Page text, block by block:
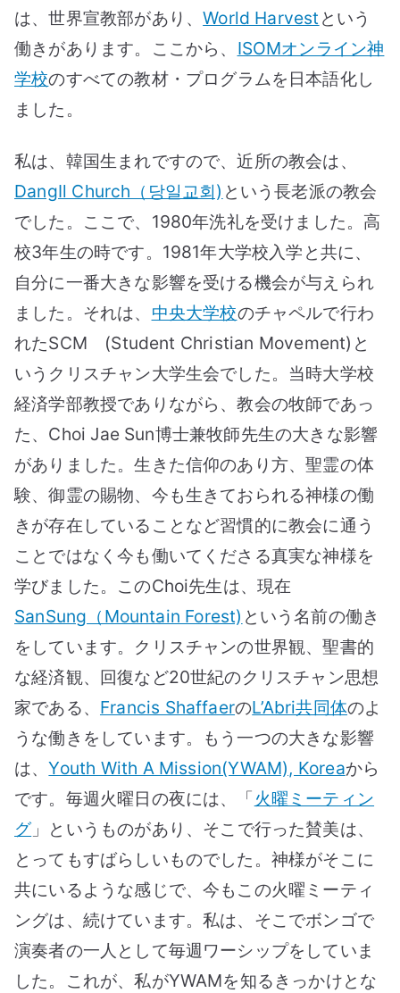
は、世界宣教部があり、World Harvestという
働きがあります。ここから、 ISOMオンライン神
学校のすべての教材・プログラムを日本語化し
ました。
私は、韓国生まれですので、近所の教会は、
DangIl Church（당일교회) という長老派の教会
でした。ここで、1980年洗礼を受けました。高
校3年生の時です。1981年大学校入学と共に、
自分に一番大きな影響を受ける機会が与えられ
ました。それは、 中央大学校のチャペルで行わ
れたSCM (Student Christian Movement)と
いうクリスチャン大学生会でした。当時大学校
経済学部教授でありながら、教会の牧師であっ
た、Choi Jae Sun博士兼牧師先生の大きな影響
がありました。生きた信仰のあり方、聖霊の体
験、御霊の賜物、今も生きておられる神様の働
きが存在していることなど習慣的に教会に通う
ことではなく今も働いてくださる真実な神様を
学びました。このChoi先生は、現在
SanSung（Mountain Forest) という名前の働き
をしています。クリスチャンの世界観、聖書的
な経済観、回復など20世紀のクリスチャン思想
家である、 Francis ShaffaerのL’Abri共同体のよ
うな働きをしています。もう一つの大きな影響
は、Youth With A Mission(YWAM), Koreaから
です。毎週火曜日の夜には、「 火曜ミーティン
グ」というものがあり、そこで行った賛美は、
とってもすばらしいものでした。神様がそこに
共にいるような感じで、今もこの火曜ミーティ
ングは、続けています。私は、そこでボンゴで
演奏者の一人として毎週ワーシップをしていま
した。これが、私がYWAMを知るきっかけとな